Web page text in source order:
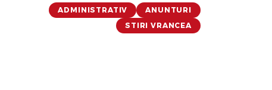
ADMINISTRATIV
ANUNTURI
STIRI VRANCEA